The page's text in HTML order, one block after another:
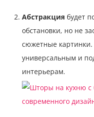
Абстракция будет
обстановки, но не
сюжетные
универсальным и
интерьерам.